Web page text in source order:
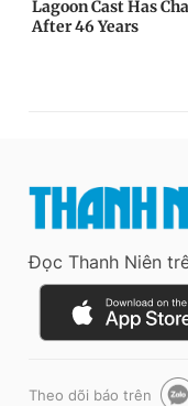
Đọc Thanh Niên
Theo dõi báo trên